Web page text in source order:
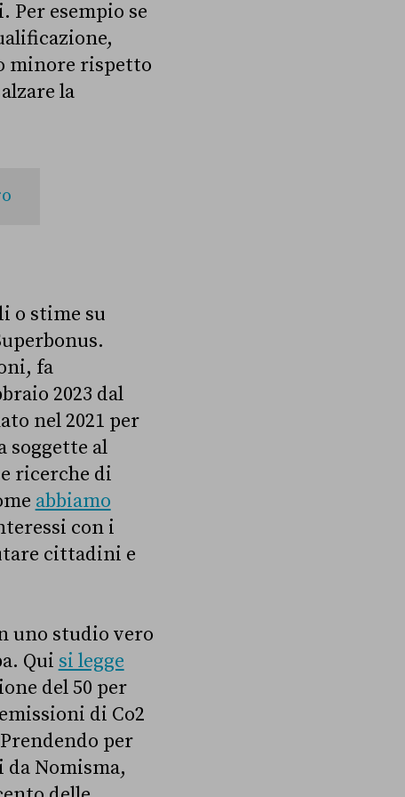
esempio se
minore rispetto
la
o stime su
fa
2023 dal
nel 2021 per
soggette al
ricerche di
abbiamo
con i
cittadini e
uno studio vero
Qui si legge
del 50 per
di Co2
per
da Nomisma,